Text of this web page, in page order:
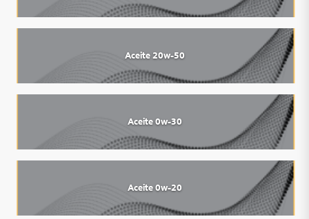
Aceite 20w-50
Aceite 0w-30
Aceite 0w-20